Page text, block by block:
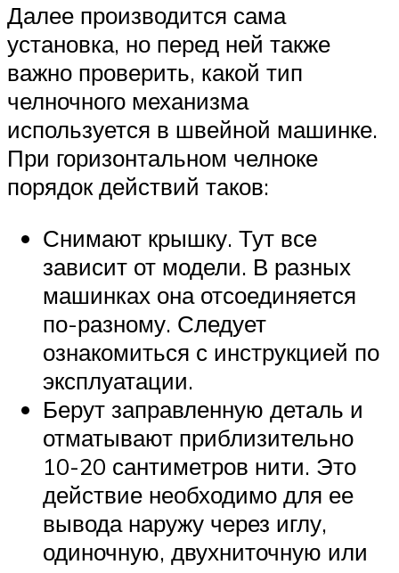
Далее производится сама
установка, но перед ней также
важно проверить, какой тип
челночного механизма
используется в швейной машинке.
При горизонтальном челноке
порядок действий таков:
Снимают крышку. Тут все
зависит от модели. В разных
машинках она отсоединяется
по-разному. Следует
ознакомиться с инструкцией по
эксплуатации.
Берут заправленную деталь и
отматывают приблизительно
10-20 сантиметров нити. Это
действие необходимо для ее
вывода наружу через иглу,
одиночную, двухниточную или